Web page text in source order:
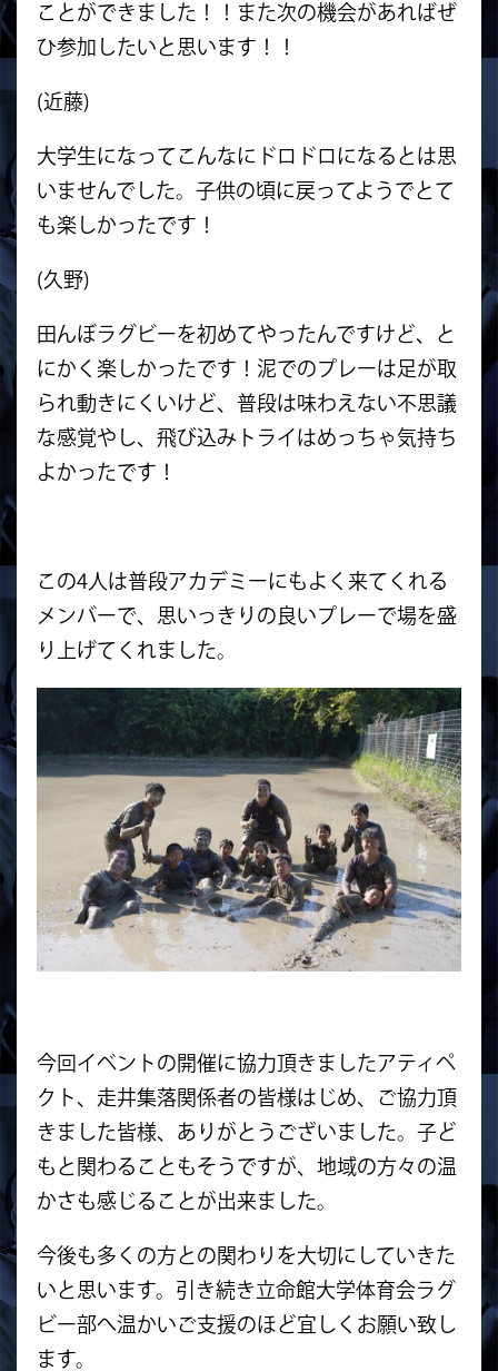
ことができました！！また次の機会があればぜ
ひ参加したいと思います！！
(近藤)
大学生になってこんなにドロドロになるとは思
いませんでした。子供の頃に戻ってようでとて
も楽しかったです！
(久野)
田んぼラグビーを初めてやったんですけど、と
にかく楽しかったです！泥でのプレーは足が取
られ動きにくいけど、普段は味わえない不思議
な感覚やし、飛び込みトライはめっちゃ気持ち
よかったです！
この4人は普段アカデミーにもよく来てくれる
メンバーで、思いっきりの良いプレーで場を盛
り上げてくれました。
今回イベントの開催に協力頂きましたアティペ
クト、走井集落関係者の皆様はじめ、ご協力頂
きました皆様、ありがとうございました。子ど
もと関わることもそうですが、地域の方々の温
かさも感じることが出来ました。
今後も多くの方との関わりを大切にしていきた
いと思います。引き続き立命館大学体育会ラグ
ビー部へ温かいご支援のほど宜しくお願い致し
ます。